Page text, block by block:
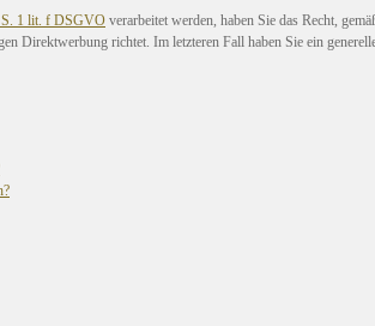
1 lit. f DSGVO verarbeitet werden, haben Sie das Recht,
Direktwerbung richtet. Im letzteren Fall haben Sie ein